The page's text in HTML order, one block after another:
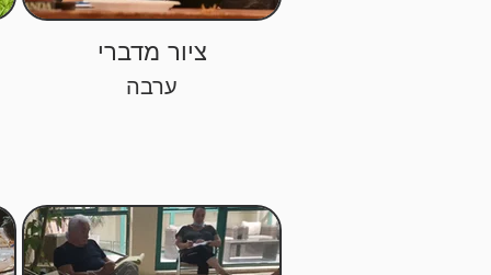
ציור מדברי
ערבה